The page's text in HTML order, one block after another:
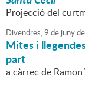
Projecció del
Divendres,9 de junyde
Mites i
part
a càrrec de